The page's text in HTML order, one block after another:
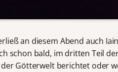
an diesem Abend auch
schon bald, im dritten Teil
Götterwelt berichtet oder